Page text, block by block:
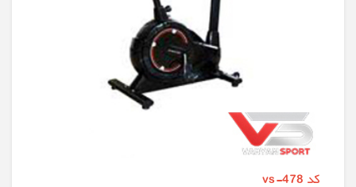
کد vs-478